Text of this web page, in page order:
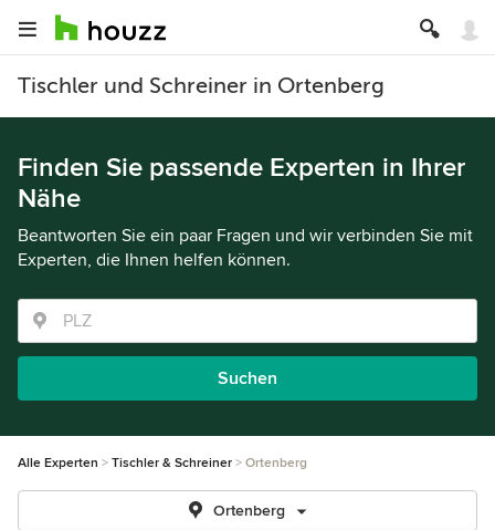
Tischler und Schreiner in Ortenberg
Finden Sie passende Experten in Ihrer
Nähe
Beantworten Sie ein paar Fragen und wir verbinden Sie mit
Experten, die Ihnen helfen können.
Suchen
Alle Experten Tischler & Schreiner Ortenberg
Ortenberg